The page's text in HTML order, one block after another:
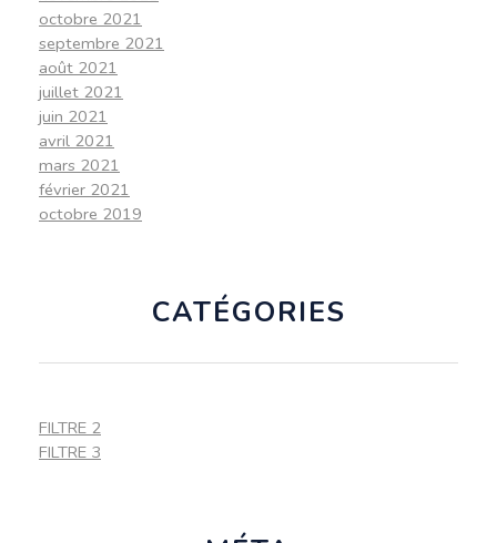
octobre 2021
septembre 2021
août 2021
juillet 2021
juin 2021
avril 2021
mars 2021
février 2021
octobre 2019
CATÉGORIES
FILTRE 2
FILTRE 3